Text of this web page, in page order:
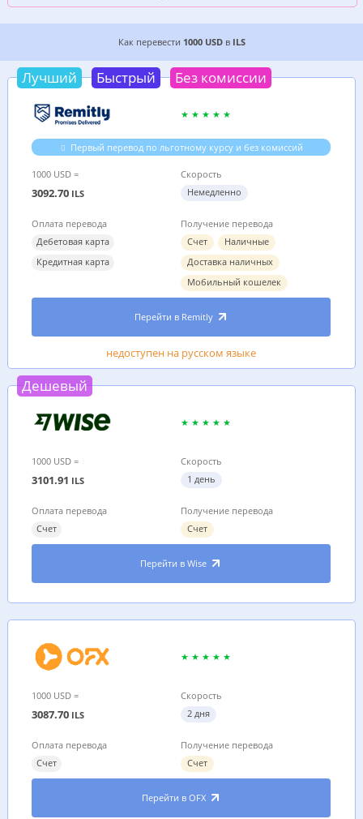
4 ДЕШЕВЫХ ВАРИАНТА, ГДЕ ВЫГОДНЕЕ
Как перевести 1000 USDв ILS
Лучший Быстрый Без комиссии
Первый перевод по льготному курсу и без комиссий
1000 USD =
3092.70 ILS
Скорость
Немедленно
Оплата перевода
Дебетовая карта
Кредитная карта
Получение перевода
Счет
Наличные
Доставка наличных
Мобильный кошелек
Перейти в Remitly
недоступен на русском языке
Дешевый
1000 USD =
3101.91 ILS
Скорость
1 день
Оплата перевода
Счет
Получение перевода
Счет
Перейти в Wise
1000 USD =
3087.70 ILS
Скорость
2 дня
Оплата перевода
Счет
Получение перевода
Счет
Перейти в OFX